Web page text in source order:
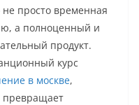
просто временная
а полноценный и
продукт.
курс
в москве,